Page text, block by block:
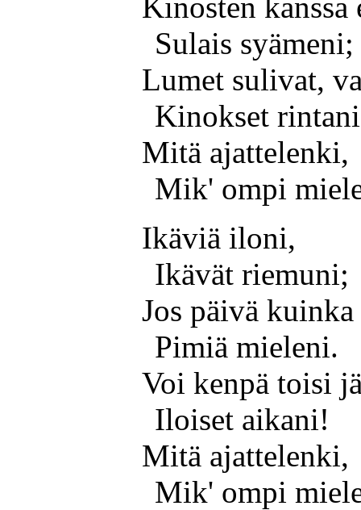
Sulais syämeni;
Lumet sulivat,
Kinokset
Mitä ajattelenki,
Mik' ompi
Ikäviä iloni,
Ikävät riemuni;
Jos päivä
Pimiä mieleni.
Voi kenpä toisi
Iloiset aikani!
Mitä ajattelenki,
Mik' ompi